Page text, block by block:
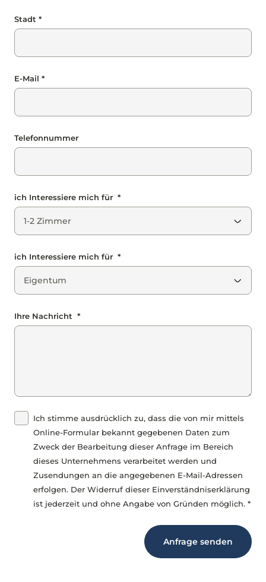
Stadt *
E-Mail *
Telefonnummer
ich Interessiere mich für *
ich Interessiere mich für *
Ihre Nachricht *
Ich stimme ausdrücklich zu, dass die von mir mittels
Online-Formular bekannt gegebenen Daten zum
Zweck der Bearbeitung dieser Anfrage im Bereich
dieses Unternehmens verarbeitet werden und
Zusendungen an die angegebenen E-Mail-Adressen
erfolgen. Der Widerruf dieser Einverständniserklärung
ist jederzeit und ohne Angabe von Gründen möglich. *
Anfrage senden